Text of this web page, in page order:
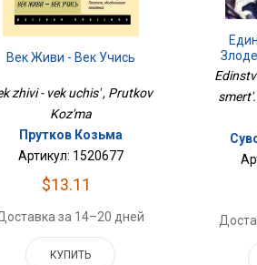
Век Живи - Век Учись
zhivi - vek uchis' , Prutkov
Koz'ma
Прутков Козьма
Артикул: 1520677
$13.11
за 14–20 дней
КУПИТЬ